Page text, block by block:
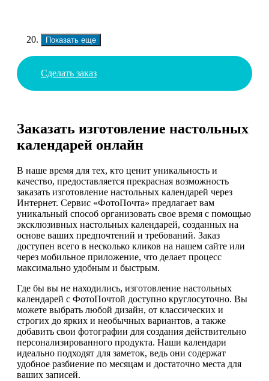
Показать еще
Сделать заказ
Заказать изготовление настольных
календарей онлайн
В наше время для тех, кто ценит уникальность и
качество, предоставляется прекрасная возможность
заказать изготовление настольных календарей через
Интернет. Сервис «ФотоПочта» предлагает вам
уникальный способ организовать свое время с помощью
эксклюзивных настольных календарей, созданных на
основе ваших предпочтений и требований. Заказ
доступен всего в несколько кликов на нашем сайте или
через мобильное приложение, что делает процесс
максимально удобным и быстрым.
Где бы вы не находились, изготовление настольных
календарей с ФотоПочтой доступно круглосуточно. Вы
можете выбрать любой дизайн, от классических и
строгих до ярких и необычных вариантов, а также
добавить свои фотографии для создания действительно
персонализированного продукта. Наши календари
идеально подходят для заметок, ведь они содержат
удобное разбиение по месяцам и достаточно места для
ваших записей.